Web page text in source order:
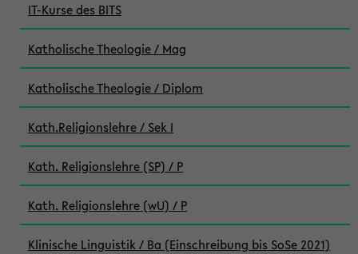
IT-Kurse des BITS
Katholische Theologie / Mag
Katholische Theologie / Diplom
Kath.Religionslehre / Sek I
Kath. Religionslehre (SP) / P
Kath. Religionslehre (wU) / P
Klinische Linguistik / Ba (Einschreibung bis SoSe 2021)